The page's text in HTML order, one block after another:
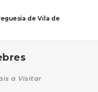
de Vila de
a Visitar